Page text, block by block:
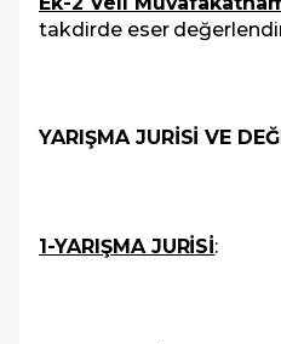
takdirde eser
YARIŞMA JURİSİ VE
1-YARIŞMA JURİSİ: